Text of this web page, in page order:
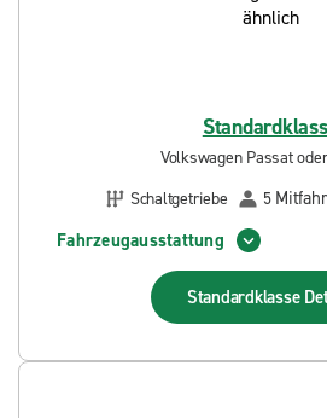
Volkswagen Passat
Schaltgetriebe
5
Fahrzeugausstattung
Standardklasse